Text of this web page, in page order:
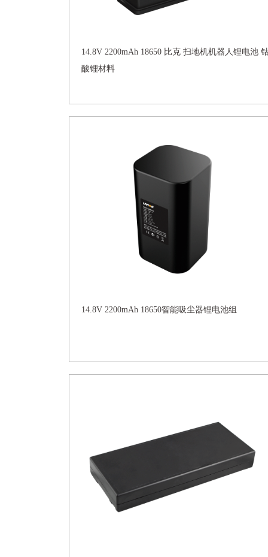
14.8V 2200mAh 18650 比克 扫地机机器人锂电池
酸锂材料
14.8V 2200mAh 18650智能吸尘器锂电池组